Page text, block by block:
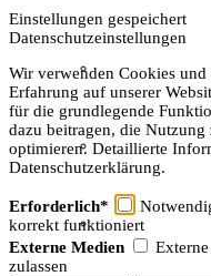
Aktionen &
Unser Team &
Einstellungen gespeichert
Datenschutzeinstellungen
Wir verwenden Cookies
Erfahrung auf unserer
für die grundlegende
dazu beitragen, die Nutzung
optimieren. Detaillierte
Datenschutzerklärung.
Erforderlich*
korrekt funktioniert
Externe Medien
zulassen